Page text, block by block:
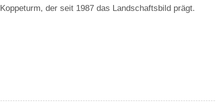
Koppeturm, der seit 1987 das Landschaftsbild prägt.